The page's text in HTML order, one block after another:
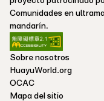
Comunidades en
mandarín.
Sobre nosotros
HuayuWorld.org
OCAC
Mapa del sitio